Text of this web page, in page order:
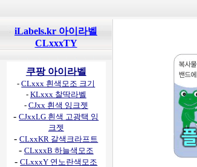
iLabels.kr 아이라벨
CLxxxTY
쿠팡 아이라벨
-CLxxx 흰색모조 크기
- KLxxx 찰딱라벨
- CJxx 흰색 잉크젯
-CJxxLG 흰색 고광택 잉
크젯
-CLxxKR 갈색크라프트
- CLxxxB 하늘색모조
-CLxxxY 연노란색모조